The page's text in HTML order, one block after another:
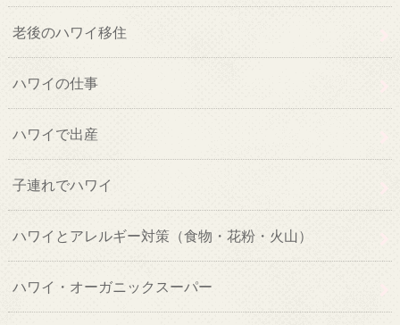
老後のハワイ移住
ハワイの仕事
ハワイで出産
子連れでハワイ
ハワイとアレルギー対策（食物・花粉・火山）
ハワイ・オーガニックスーパー